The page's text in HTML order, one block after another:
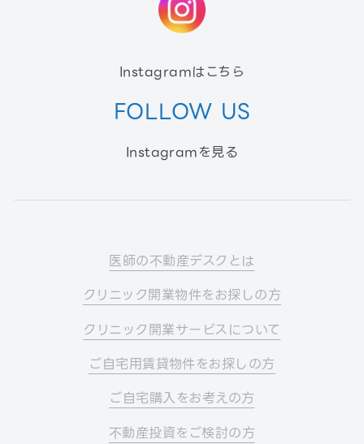
Instagramはこちら
FOLLOW US
Instagramを見る
医師の不動産デスクとは
クリニック開業物件をお探しの方
クリニック開業サービスについて
ご自宅用賃貸物件をお探しの方
ご自宅購入をお考えの方
不動産投資をご検討の方